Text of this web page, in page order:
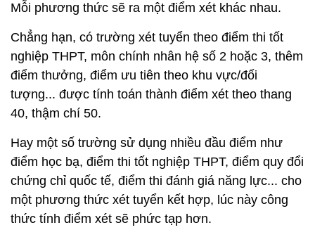
Mỗi phương thức sẽ ra một điểm xét khác nhau.
Chẳng hạn, có trường xét tuyển theo điểm thi tốt
nghiệp THPT, môn chính nhân hệ số 2 hoặc 3, thêm
điểm thưởng, điểm ưu tiên theo khu vực/đối
tượng... được tính toán thành điểm xét theo thang
40, thậm chí 50.
Hay một số trường sử dụng nhiều đầu điểm như
điểm học bạ, điểm thi tốt nghiệp THPT, điểm quy đổi
chứng chỉ quốc tế, điểm thi đánh giá năng lực... cho
một phương thức xét tuyển kết hợp, lúc này công
thức tính điểm xét sẽ phức tạp hơn.